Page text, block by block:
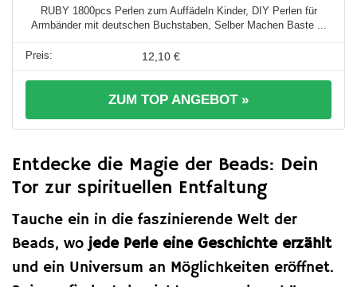
RUBY 1800pcs Perlen zum Auffädeln Kinder, DIY Perlen für
Armbänder mit deutschen Buchstaben, Selber Machen Baste ...
12,10 €
ZUM TOP ANGEBOT »
Entdecke die Magie der Beads: Dein
Tor zur spirituellen Entfaltung
Tauche ein in die faszinierende Welt der
Beads, wojede Perle eine Geschichte erzählt
und ein Universum an Möglichkeiten eröffnet.